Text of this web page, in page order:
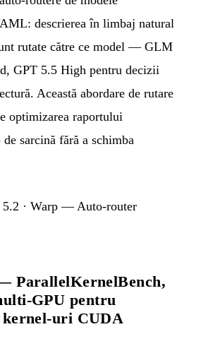
descrierea în limbaj natural
rutate către ce model — GLM
GPT 5.5 High pentru decizii
Această abordare de rutare
optimizarea raportului
sarcină fără a schimba
· Warp — Auto-router
ParallelKernelBench,
GPU pentru
kernel-uri CUDA